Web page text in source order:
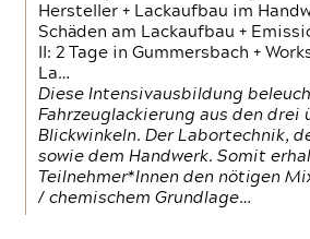
Hersteller + Lackaufbau im
Schäden am Lackaufbau +
II: 2 Tage in Gummersbach +
La…
Diese Intensivausbildung
Fahrzeuglackierung aus den drei
Blickwinkeln. Der Labortechnik,
sowie dem Handwerk. Somit
Teilnehmer*Innen den nötigen
/ chemischem Grundlage…